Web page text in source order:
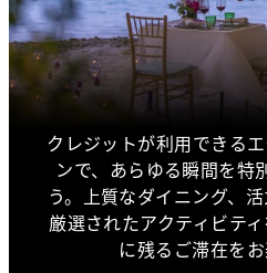
クレジットが利用できる
ンで、あらゆる瞬間を特
う。上質なダイニング、
厳選されたアクティビテ
に残るご滞在を